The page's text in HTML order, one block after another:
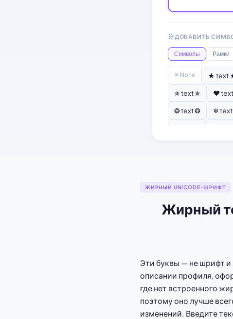
ДОБАВИТЬ
Символы Рамки
✕ None ★ text
✯ text ✯
♥
❂ text ❂
❄
ЖИРНЫЙ UNICODE-ШРИФТ
Жирный
Эти буквы — не шрифт и
описании профиля,
где нет встроенного
поэтому оно лучше
изменений. Введите